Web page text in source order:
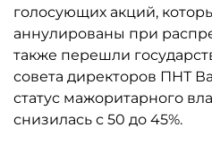
голосующих акций,
аннулированы при
также перешли
совета директоров ПНТ
статус мажоритарного
снизилась с 50 до 45%.